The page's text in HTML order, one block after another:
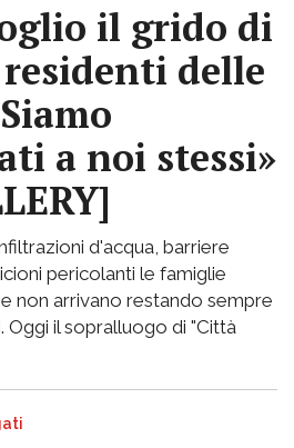
il grido di
delle
a noi stessi»
d'acqua, barriere
pericolanti le famiglie
non arrivano restando sempre
Oggi il sopralluogo di "Città